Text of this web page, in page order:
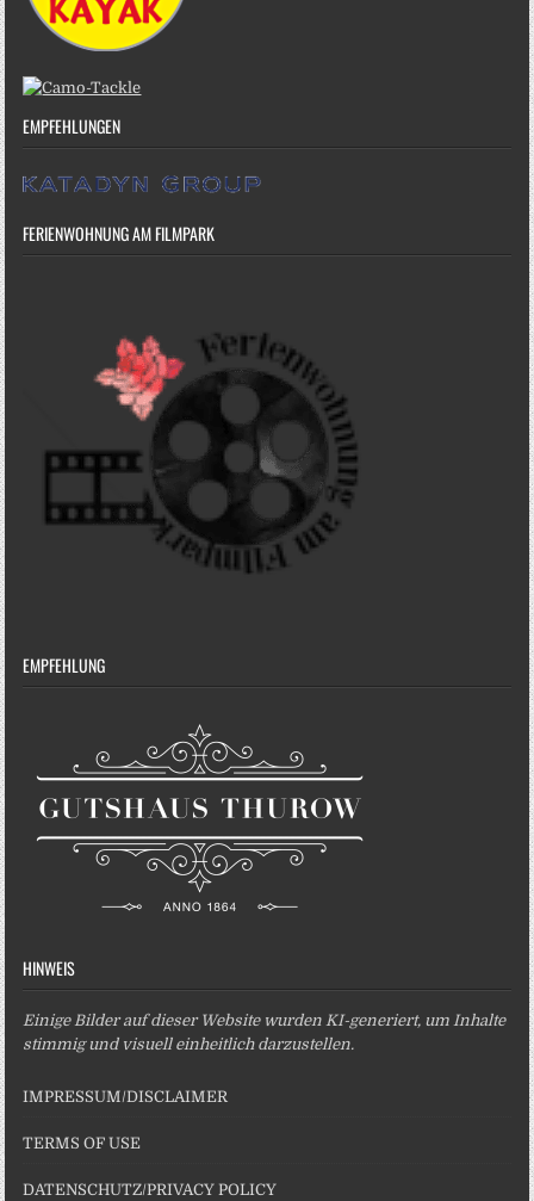
EMPFEHLUNGEN
FERIENWOHNUNG AM FILMPARK
EMPFEHLUNG
HINWEIS
Einige Bilder auf dieser Website wurden KI-generiert, um Inhalte
stimmig und visuell einheitlich darzustellen.
IMPRESSUM/DISCLAIMER
TERMS OF USE
DATENSCHUTZ/PRIVACY POLICY